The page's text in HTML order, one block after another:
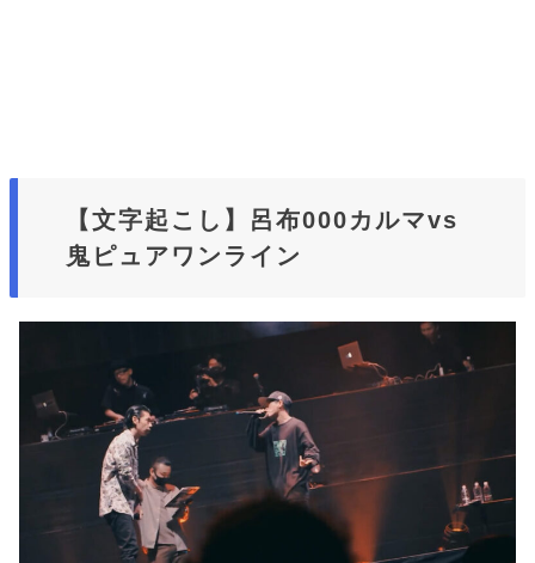
【文字起こし】呂布000カルマvs
鬼ピュアワンライン